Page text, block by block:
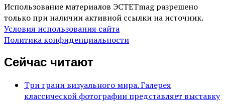
Использование материалов ЭСТЕТmag разрешено
только при наличии активной ссылки на источник.
Условия использования сайта
Политика конфиденциальности
Сейчас читают
Три грани визуального мира. Галерея
классической фотографии представляет выставку